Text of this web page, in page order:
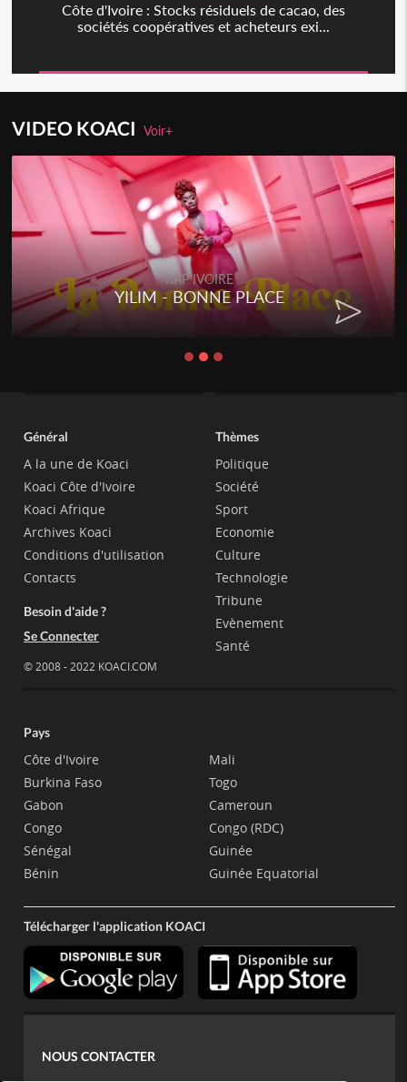
Côte d'Ivoire : Stocks résiduels de cacao, des
sociétés coopératives et acheteurs exi...
VIDEO KOACIVoir+
RAP IVOIRE
RENARD BARAKISSA - DOS DE
CHAT
Général
A la une de Koaci
Koaci Côte d'Ivoire
Koaci Afrique
Archives Koaci
Conditions d'utilisation
Contacts
Besoin d'aide ?
Se Connecter
© 2008 - 2022 KOACI.COM
Thèmes
Politique
Société
Sport
Economie
Culture
Technologie
Tribune
Evènement
Santé
Pays
Côte d'Ivoire
Burkina Faso
Gabon
Congo
Sénégal
Bénin
Mali
Togo
Cameroun
Congo (RDC)
Guinée
Guinée Equatorial
Télécharger l'application KOACI
NOUS CONTACTER